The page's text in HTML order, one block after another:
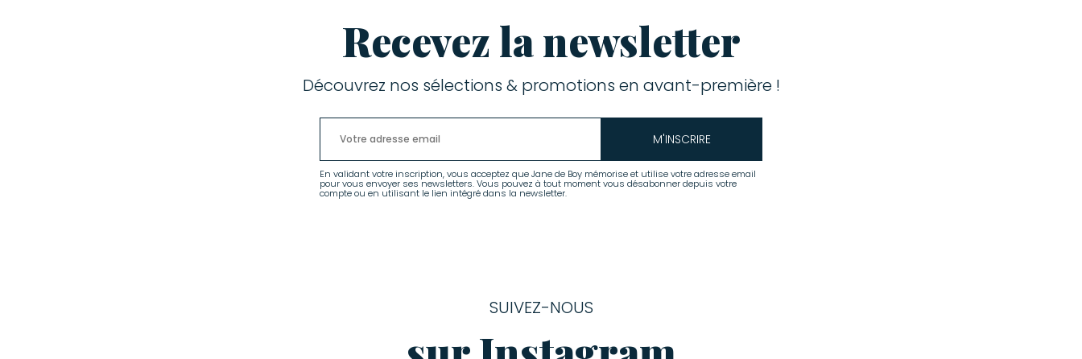
Recevez la newsletter
Découvrez nos sélections & promotions en avant-première !
M'INSCRIRE
En validant votre inscription, vous acceptez que Jane de Boy mémorise et utilise votre adresse email
pour vous envoyer ses newsletters. Vous pouvez à tout moment vous désabonner depuis votre
compte ou en utilisant le lien intégré dans la newsletter.
SUIVEZ-NOUS